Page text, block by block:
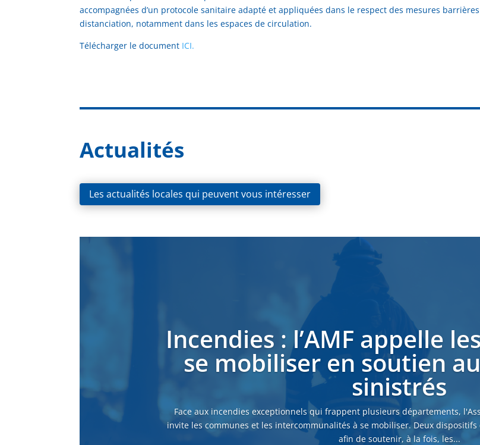
accompagnées d’un protocole sanitaire adapté et appliquées dans le respect des mesures
distanciation, notamment dans les espaces de circulation.
Télécharger le document ICI.
Actualités
Les actualités locales qui peuvent vous intéresser
Incendies : l’AMF appelle
se mobiliser en soutien
sinistrés
Face aux incendies exceptionnels qui frappent plusieurs départements,
invite les communes et les intercommunalités à se mobiliser. Deux
afin de soutenir, à la fois, les...